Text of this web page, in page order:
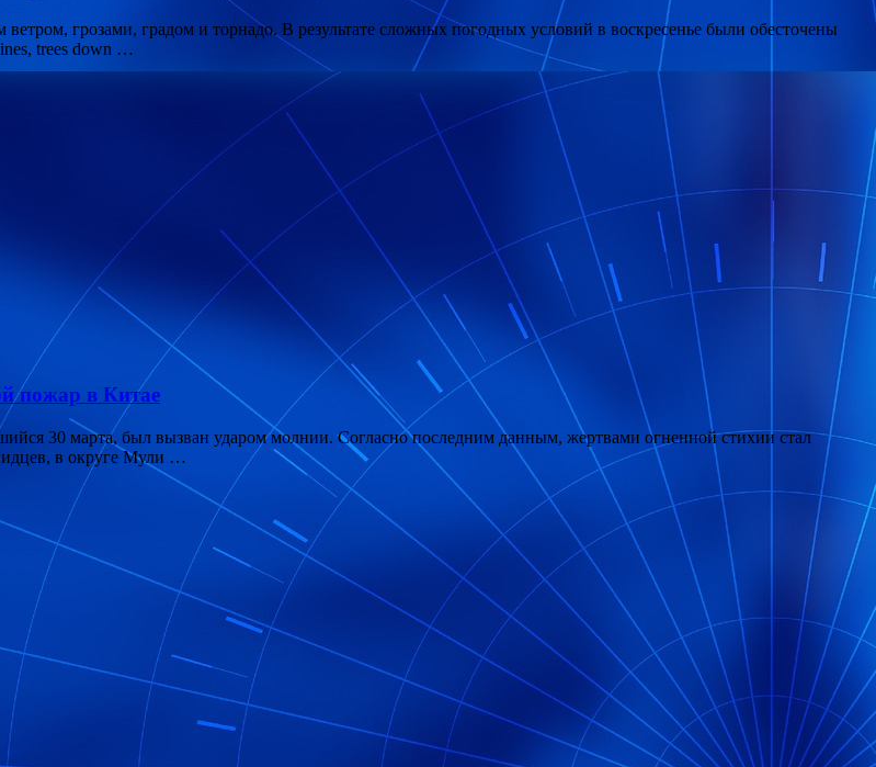
грозами, градом и торнадо. В результате сложных погодных условий в воскресенье были обесточены
trees down …
пожар в Китае
30 марта, был вызван ударом молнии. Согласно последним данным, жертвами огненной стихии стал
в округе Мули …